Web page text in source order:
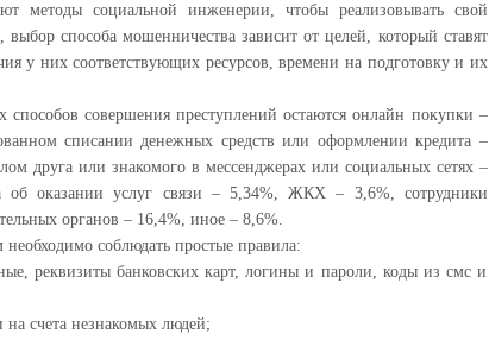
методы социальной инженерии, чтобы реализовывать свой
способа мошенничества зависит от целей, который ставят
у них соответствующих ресурсов, времени на подготовку и их
способов совершения преступлений остаются онлайн покупки –
списании денежных средств или оформлении кредита –
друга или знакомого в мессенджерах или социальных сетях –
об оказании услуг связи – 5,34%, ЖКХ – 3,6%, сотрудники
органов – 16,4%, иное – 8,6%.
соблюдать простые правила:
реквизиты банковских карт, логины и пароли, коды из смс и
на счета незнакомых людей;